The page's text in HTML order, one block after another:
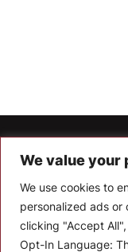
We value your
We use cookies to
personalized ads
clicking "Accept
Opt-In Language:
Let’s Keep In
Stay up to date with
articles.
Enter your email